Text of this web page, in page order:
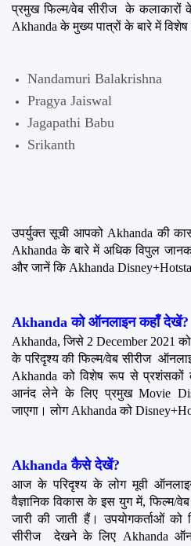
प्रमुख फिल्म/वेब सीरीज  के कलाकारों
Akhanda के मुख्य पात्रों के बारे में
Nandamuri Balakrishna
Pragya Jaiswal
Jagapathi Babu
Srikanth
उपर्युक्त सूची आपको Akhanda की
Akhanda के बारे में अधिक विपुल
और जानें कि Akhanda
Akhanda को ऑनलाइन कहाँ देखें?
Akhanda, जिसे 2 December 2021
के परिदृश्य की फिल्म/वेब सीरीज
Akhanda को विशेष रूप से
आनंद लेने के लिए प्रमुख Movie
जाएगा। लोग Akhanda को
Akhanda कैसे देखें?
आज के परिदृश्य के लोग मूवी
वैज्ञानिक विकास के इस युग में,
जारी की जाती हैं। उपयोगकर्ताओं को
सीरीज  देखने के लिए Akhanda